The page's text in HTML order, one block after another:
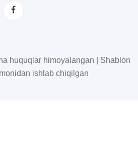
huquqlar himoyalangan | Shablon
ishlab chiqilgan